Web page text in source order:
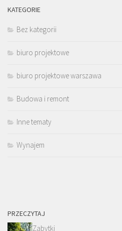
KATEGORIE
Bez kategorii
biuro projektowe
biuro projektowe warszawa
Budowa i remont
Inne tematy
Wynajem
PRZECZYTAJ
Zabytki